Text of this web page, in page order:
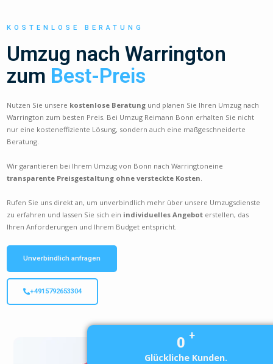
KOSTENLOSE BERATUNG
Umzug nach Warrington
zum Best-Preis
Nutzen Sie unsere kostenlose Beratung und planen Sie Ihren Umzug nach
Warrington zum besten Preis. Bei Umzug Reimann Bonn erhalten Sie nicht
nur eine kosteneffiziente Lösung, sondern auch eine maßgeschneiderte
Beratung.
Wir garantieren bei Ihrem Umzug von Bonn nach Warringtoneine
transparente Preisgestaltung ohne versteckte Kosten
Rufen Sie uns direkt an, um unverbindlich mehr über unsere Umzugsdienste
zu erfahren und lassen Sie sich ein individuelles Angebot erstellen, das
Ihren Anforderungen und Ihrem Budget entspricht.
Unverbindlich anfragen
+4915792653304
0 +
Glückliche Kunden.